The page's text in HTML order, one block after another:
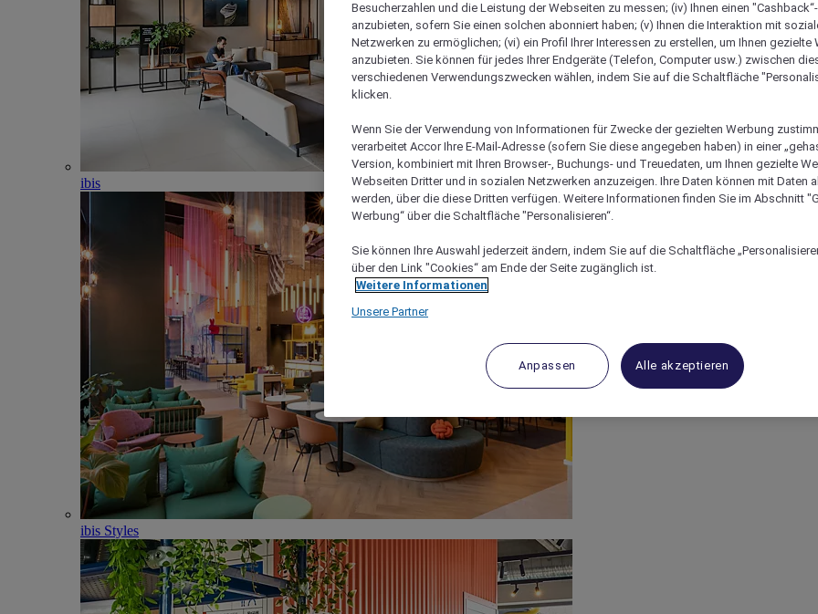
ibis
ibis Styles
Besucherzahlen und die Leistung der Webseiten zu messen; (iv) Ihnen einen
anzubieten, sofern Sie einen solchen abonniert haben; (v) Ihnen die Interaktion mit
Netzwerken zu ermöglichen; (vi) ein Profil Ihrer Interessen zu erstellen, um Ihnen gezielte
anzubieten. Sie können für jedes Ihrer Endgeräte (Telefon, Computer usw.) zwischen
verschiedenen Verwendungszwecken wählen, indem Sie auf die Schaltfläche
klicken.
Wenn Sie der Verwendung von Informationen für Zwecke der gezielten Werbung
verarbeitet Accor Ihre E-Mail-Adresse (sofern Sie diese angegeben haben) in einer
Version, kombiniert mit Ihren Browser-, Buchungs- und Treuedaten, um Ihnen gezielte
Webseiten Dritter und in sozialen Netzwerken anzuzeigen. Ihre Daten können mit Daten
werden, über die diese Dritten verfügen. Weitere Informationen finden Sie im Abschnitt
Werbung“ über die Schaltfläche "Personalisieren“.
Sie können Ihre Auswahl jederzeit ändern, indem Sie auf die Schaltfläche
über den Link "Cookies“ am Ende der Seite zugänglich ist.
Weitere Informationen
Unsere Partner
Anpassen Alle akzeptieren